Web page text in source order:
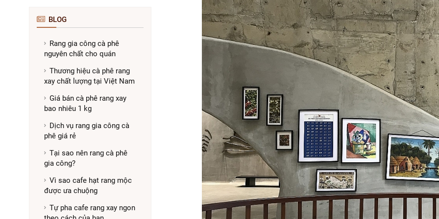
BLOG
Rang gia công cà phê
nguyên chất cho quán
Thương hiệu cà phê rang
xay chất lượng tại Việt Nam
Giá bán cà phê rang xay
bao nhiêu 1 kg
Dịch vụ rang gia công cà
phê giá rẻ
Tại sao nên rang cà phê
gia công?
Vì sao cafe hạt rang mộc
được ưa chuộng
Tự pha cafe rang xay ngon